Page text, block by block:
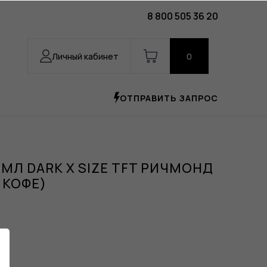
8 800 505 36 20
Личный кабинет 0
ОТПРАВИТЬ ЗАПРОС
DARK X SIZE TFT РИЧМОНД